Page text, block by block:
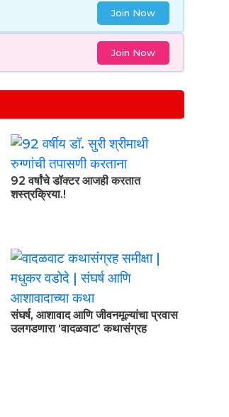
Join Now
Join Now
92 वर्षांचे डॉक्टर आजही करतात
शस्त्रक्रिया.!
संघर्ष, आशावाद आणि जीवनमूल्यांचा प्रवास
उलगडणारा ‘वादळवाट’ कथासंग्रह